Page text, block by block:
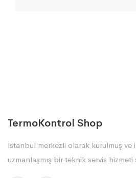
TermoKontrol Shop
İstanbul merkezli olarak kurulmuş
uzmanlaşmış bir teknik servis hizmeti